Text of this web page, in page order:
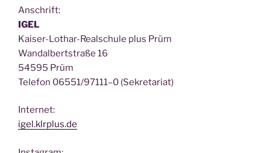
Anschrift:
IGEL
Kai­ser-Lothar-Real­schu­le plus Prüm
Wan­dal­bert­stra­ße 16
54595 Prüm
Tele­fon 06551/97111–0 (Sekre­ta­ri­at)
Inter­net:
igel.klrplus.de